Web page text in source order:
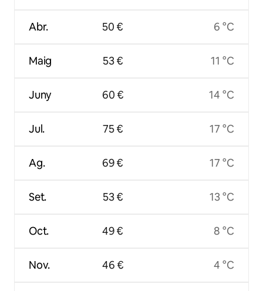
Abr.
Maig
Juny
Jul.
Ag.
Set.
Oct.
Nov.
50 €
53 €
60 €
75 €
69 €
53 €
49 €
46 €
6 °C
11 °C
14 °C
17 °C
17 °C
13 °C
8 °C
4 °C